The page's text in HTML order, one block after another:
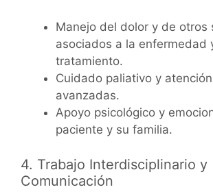
Manejo del dolor y de otros
asociados a la enfermedad
tratamiento.
Cuidado paliativo y
avanzadas.
Apoyo psicológico y
paciente y su familia.
4. Trabajo Interdisciplinario y
Comunicación